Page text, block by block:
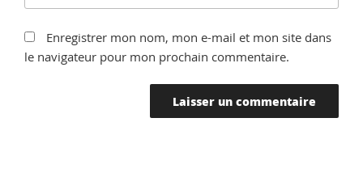
Enregistrer mon nom, mon e-mail et mon site dans
le navigateur pour mon prochain commentaire.